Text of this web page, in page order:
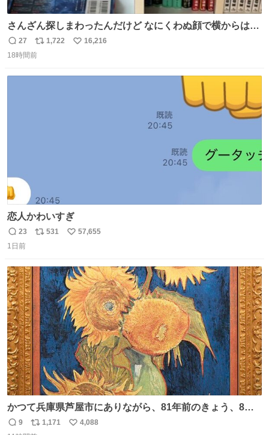
さんざん探しまわったんだけど なにくわぬ顔で横からはえ
てた
返
信
27
リ
ポ
1,722
い
16,216
18時間前
恋人かわいすぎ
返
信
23
リ
ト
数
531
い
数
57,655
1日前
かつて兵庫県芦屋市にありながら、81年前のきょう、8月6
日の阪神大空襲の折に残念ながら焼失した、 #ゴッホ の幻
返
9
リ
1,171
い
4,088